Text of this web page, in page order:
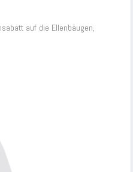
auf die Ellenbäugen,